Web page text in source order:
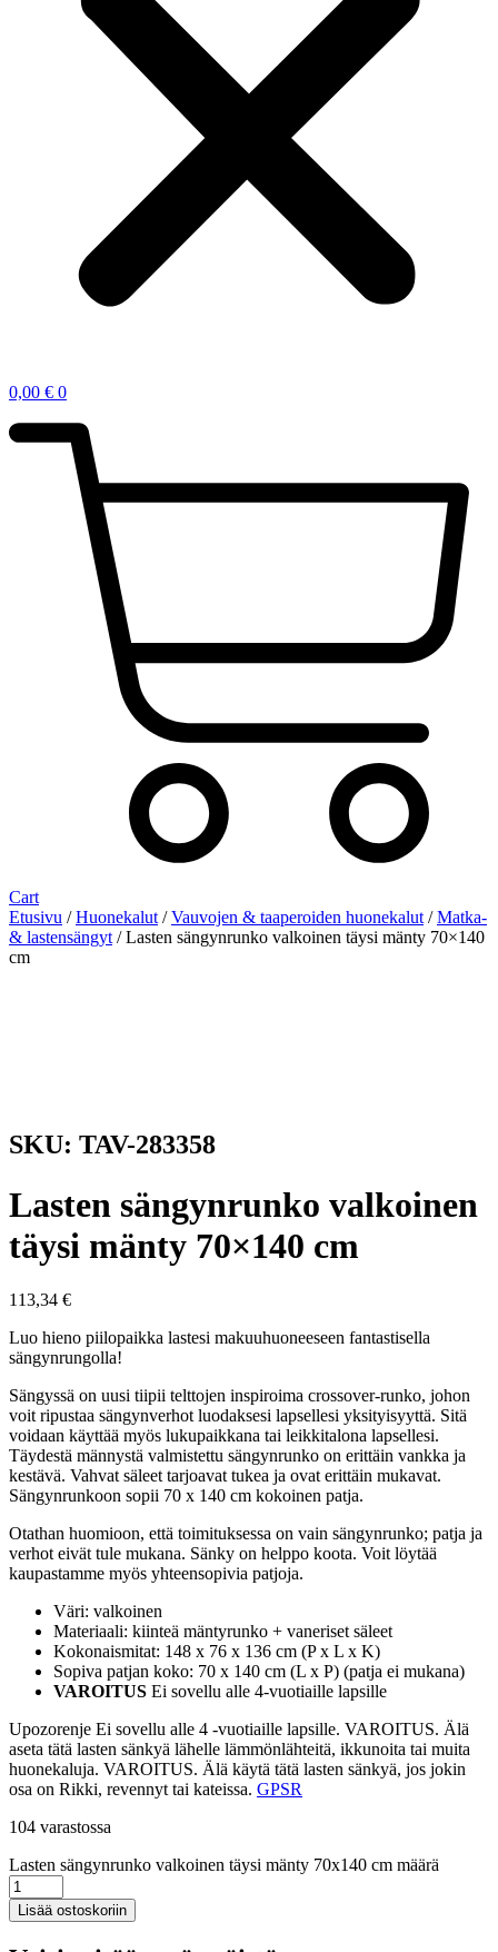
0,00 € 0
Cart
Etusivu /Huonekalut /Vauvojen & taaperoiden huonekalut /Matka-
& lastensängyt / Lasten sängynrunko valkoinen täysi mänty 70×140
cm
SKU: TAV-283358
Lasten sängynrunko valkoinen
täysi mänty 70×140 cm
113,34 €
Luo hieno piilopaikka lastesi makuuhuoneeseen fantastisella
sängynrungolla!
Sängyssä on uusi tiipii telttojen inspiroima crossover-runko, johon
voit ripustaa sängynverhot luodaksesi lapsellesi yksityisyyttä. Sitä
voidaan käyttää myös lukupaikkana tai leikkitalona lapsellesi.
Täydestä männystä valmistettu sängynrunko on erittäin vankka ja
kestävä. Vahvat säleet tarjoavat tukea ja ovat erittäin mukavat.
Sängynrunkoon sopii 70 x 140 cm kokoinen patja.
Otathan huomioon, että toimituksessa on vain sängynrunko; patja ja
verhot eivät tule mukana. Sänky on helppo koota. Voit löytää
kaupastamme myös yhteensopivia patjoja.
Väri: valkoinen
Materiaali: kiinteä mäntyrunko + vaneriset säleet
Kokonaismitat: 148 x 76 x 136 cm (P x L x K)
Sopiva patjan koko: 70 x 140 cm (L x P) (patja ei mukana)
VAROITUS Ei sovellu alle 4-vuotiaille lapsille
Upozorenje Ei sovellu alle 4 -vuotiaille lapsille. VAROITUS. Älä
aseta tätä lasten sänkyä lähelle lämmönlähteitä, ikkunoita tai muita
huonekaluja. VAROITUS. Älä käytä tätä lasten sänkyä, jos jokin
osa on Rikki, revennyt tai kateissa. GPSR
104 varastossa
Lasten sängynrunko valkoinen täysi mänty 70x140 cm määrä
Lisää ostoskoriin